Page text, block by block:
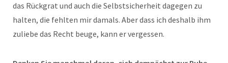
das Rückgrat und auch die Selbstsicherheit dagegen zu
halten, die fehlten mir damals. Aber dass ich deshalb ihm
zuliebe das Recht beuge, kann er vergessen.